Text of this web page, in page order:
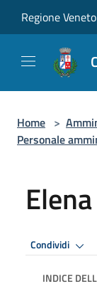
Regione Veneto
Home >
Personale
Condividi
INDICE